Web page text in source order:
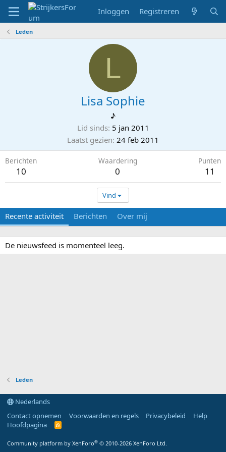
Inloggen Registreren
Leden
L
Lisa Sophie
♪
Lid sinds 5 jan 2011
Laatst gezien 24 feb 2011
Berichten
10
Waardering
0
Punten
11
Vind
Recente activiteit Berichten Over mij
De nieuwsfeed is momenteel leeg.
Leden
Nederlands
Contact opnemen
Voorwaarden en regels Privacybeleid
Help
Hoofdpagina
R
Community platform by XenForo® © 2010-2026 XenForo Ltd.